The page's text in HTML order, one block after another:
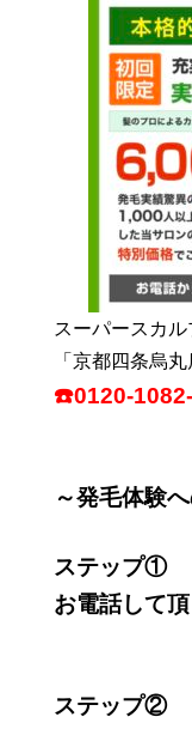
スーパースカ
「京都四条烏
☎️0120-1082-
～発毛体験
ステップ①
お電話して頂
ステップ②